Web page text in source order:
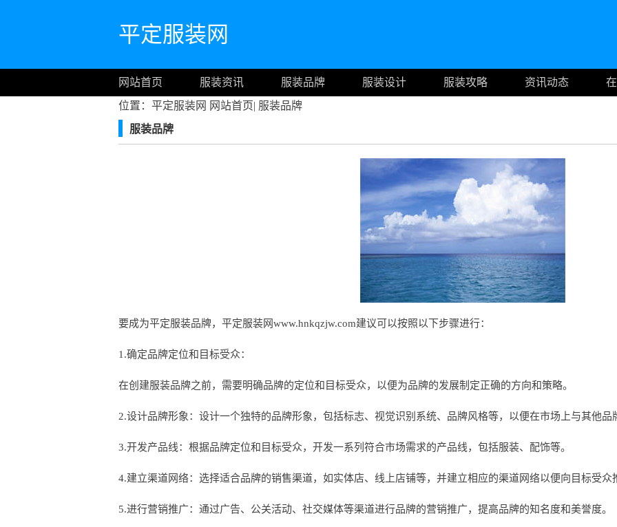
平定服装网
网站首页 服装资讯 服装品牌 服装设计 服装攻略 资讯动态
位置：平定服装网 网站首页| 服装品牌
服装品牌
要成为平定服装品牌，平定服装网www.hnkqzjw.com建议可以按照以下步骤进行：
1.确定品牌定位和目标受众：
在创建服装品牌之前，需要明确品牌的定位和目标受众，以便为品牌的发展制定正确的方向和策略。
2.设计品牌形象：设计一个独特的品牌形象，包括标志、视觉识别系统、品牌风格等，以便在市场上与其他品
3.开发产品线：根据品牌定位和目标受众，开发一系列符合市场需求的产品线，包括服装、配饰等。
4.建立渠道网络：选择适合品牌的销售渠道，如实体店、线上店铺等，并建立相应的渠道网络以便向目标受众
5.进行营销推广：通过广告、公关活动、社交媒体等渠道进行品牌的营销推广，提高品牌的知名度和美誉度。